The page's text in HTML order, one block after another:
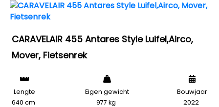
CARAVELAIR 455 Antares Style Luifel,Airco,
Mover, Fietsenrek
Lengte
640 cm
Eigen gewicht
977 kg
Bouwjaar
2022